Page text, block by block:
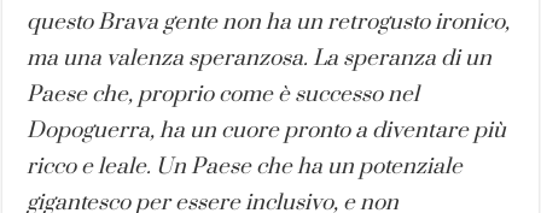
questo Brava gente non ha un retrogusto ironico,
ma una valenza speranzosa. La speranza di un
Paese che, proprio come è successo nel
Dopoguerra, ha un cuore pronto a diventare più
ricco e leale. Un Paese che ha un potenziale
gigantesco per essere inclusivo, e non